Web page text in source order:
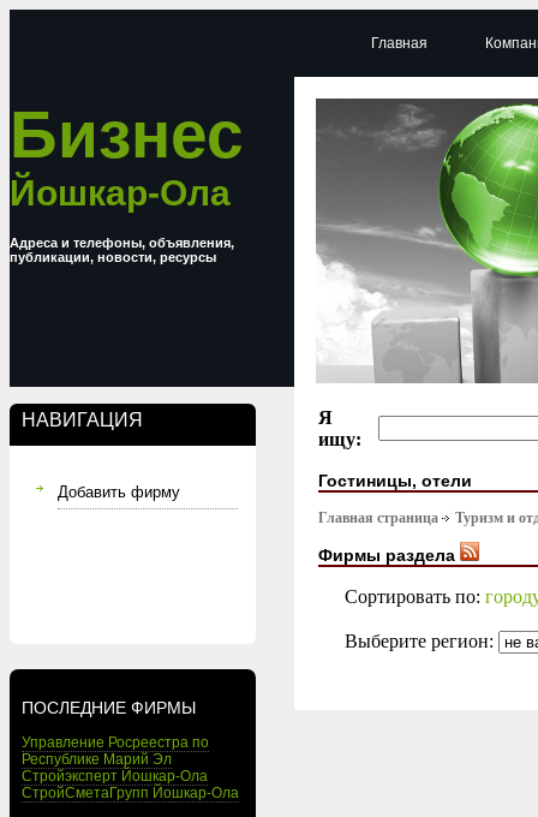
Бизнес
Йошкар-Ола
Адреса и телефоны, объявления,
публикации, новости, ресурсы
НАВИГАЦИЯ
Добавить фирму
ПОСЛЕДНИЕ ФИРМЫ
Управление Росреестра по
Республике Марий Эл
Стройэксперт Йошкар-Ола
СтройСметаГрупп Йошкар-Ола
Главная
Я
ищу:
Гостиницы, отели
Главная страница Туризм и
Фирмы раздела
Сортировать по:
Выберите регион: